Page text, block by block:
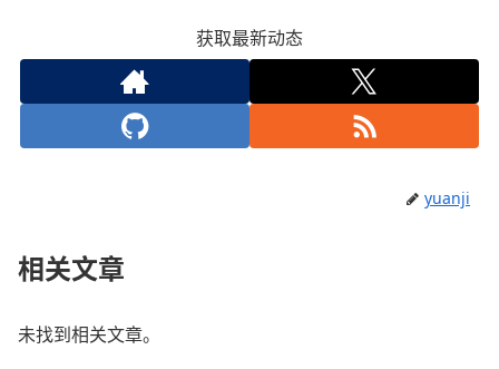
获取最新动态
yuanji
相关文章
未找到相关文章。